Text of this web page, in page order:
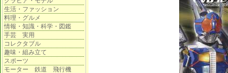
生活・ファッション
料理・グルメ
情報・知識・科学・図鑑
手芸 実用
コレクタブル
趣味・組み立て
スポーツ
モーター 鉄道 飛行機